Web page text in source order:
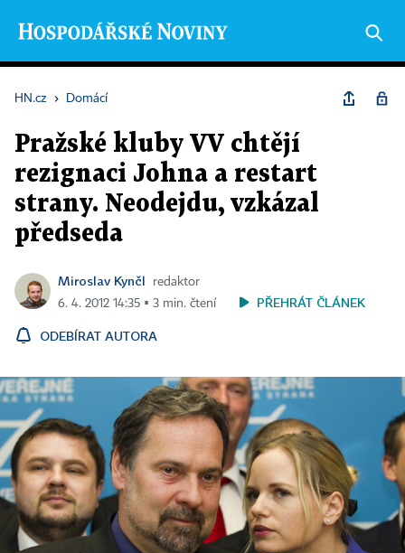
HN.cz › Domácí
Pražské kluby VV chtějí
rezignaci Johna a restart
strany. Neodejdu, vzkázal
předseda
Miroslav Kynčl
redaktor
6. 4. 2012 14:35 ▪ 3 min. čtení
PŘEHRÁT ČLÁNEK
ODEBÍRAT AUTORA